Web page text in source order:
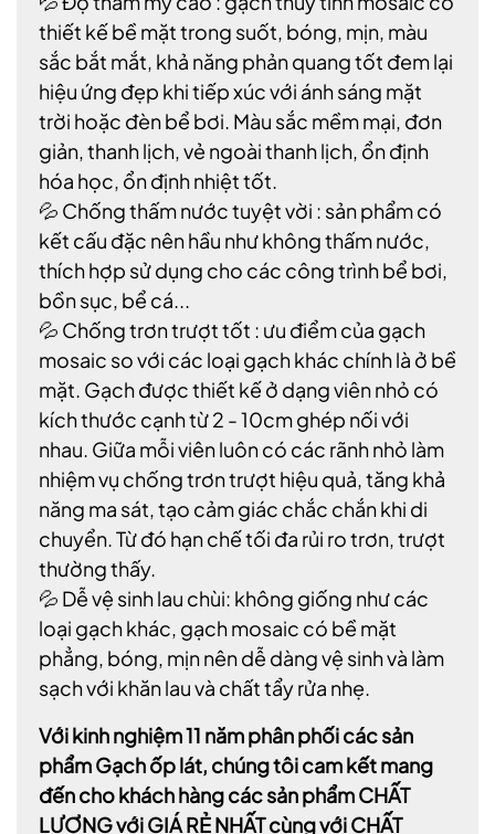
thiết kế bề mặt trong suốt, bóng, mịn, màu
sắc bắt mắt, khả năng phản quang tốt đem lại
hiệu ứng đẹp khi tiếp xúc với ánh sáng mặt
trời hoặc đèn bể bơi. Màu sắc mềm mại, đơn
giản, thanh lịch, vẻ ngoài thanh lịch, ổn định
hóa học, ổn định nhiệt tốt.
💦 Chống thấm nước tuyệt vời : sản phẩm có
kết cấu đặc nên hầu như không thấm nước,
thích hợp sử dụng cho các công trình bể bơi,
bồn sục, bể cá...
💦 Chống trơn trượt tốt : ưu điểm của gạch
mosaic so với các loại gạch khác chính là ở bề
mặt. Gạch được thiết kế ở dạng viên nhỏ có
kích thước cạnh từ 2 - 10cm ghép nối với
nhau. Giữa mỗi viên luôn có các rãnh nhỏ làm
nhiệm vụ chống trơn trượt hiệu quả, tăng khả
năng ma sát, tạo cảm giác chắc chắn khi di
chuyển. Từ đó hạn chế tối đa rủi ro trơn, trượt
thường thấy.
💦 Dễ vệ sinh lau chùi: không giống như các
loại gạch khác, gạch mosaic có bề mặt
phẳng, bóng, mịn nên dễ dàng vệ sinh và làm
sạch với khăn lau và chất tẩy rửa nhẹ.
Với kinh nghiệm 11 năm phân phối các sản
phẩm Gạch ốp lát, chúng tôi cam kết mang
đến cho khách hàng các sản phẩm CHẤT
LƯỢNG với GIÁ RẺ NHẤT cùng với CHẤT